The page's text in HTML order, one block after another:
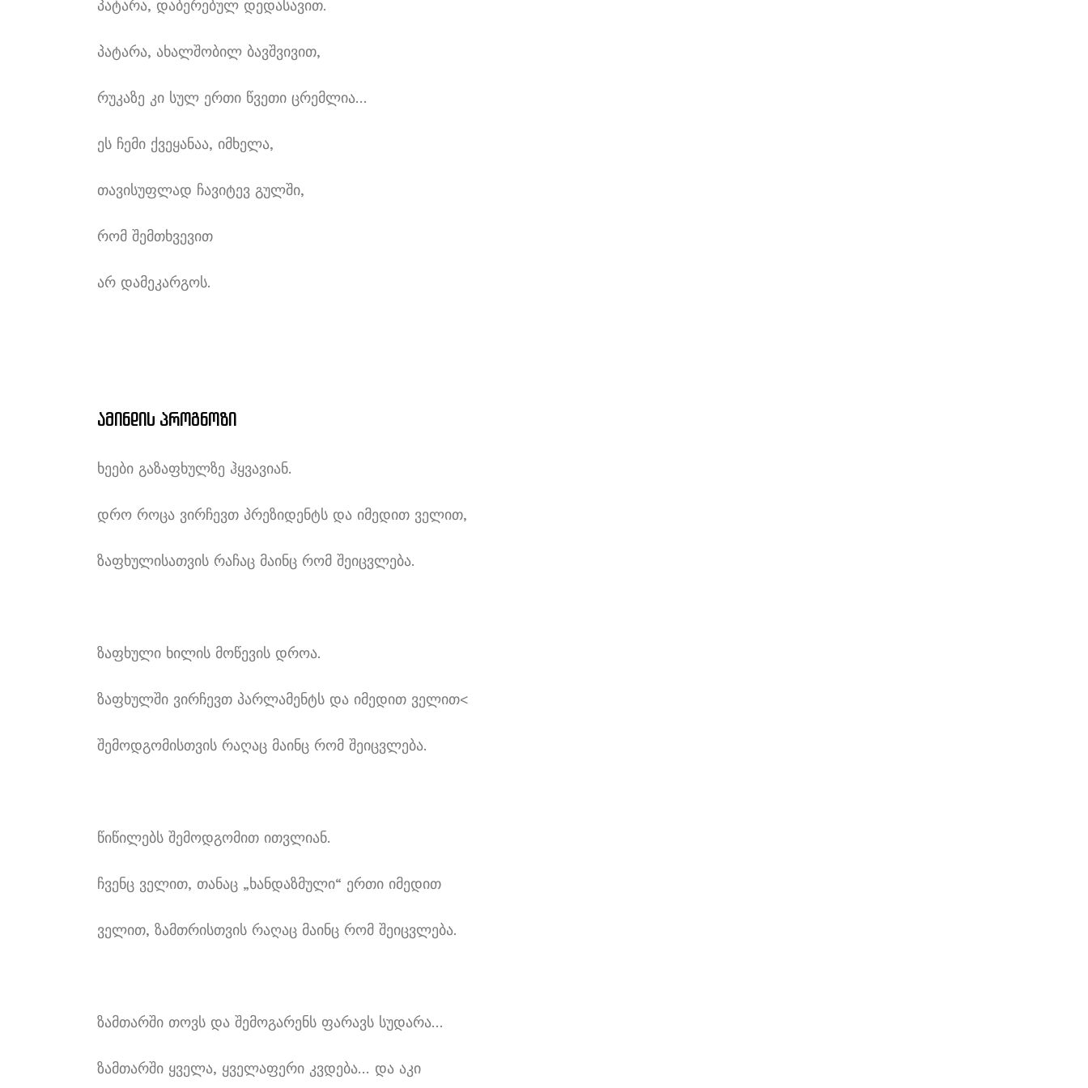
პატარა, დაბერებულ დედასავით.
პატარა, ახალშობილ ბავშვივით,
რუკაზე კი სულ ერთი წვეთი ცრემლია…
ეს ჩემი ქვეყანაა, იმხელა,
თავისუფლად ჩავიტევ გულში,
რომ შემთხვევით
არ დამეკარგოს.
ამინდის პროგნოზი
ხეები გაზაფხულზე ჰყვავიან.
დრო როცა ვირჩევთ პრეზიდენტს და იმედით ველით,
ზაფხულისათვის რაჩაც მაინც რომ შეიცვლება.
ზაფხული ხილის მოწევის დროა.
ზაფხულში ვირჩევთ პარლამენტს და იმედით ველით<
შემოდგომისთვის რაღაც მაინც რომ შეიცვლება.
წიწილებს შემოდგომით ითვლიან.
ჩვენც ველით, თანაც „ხანდაზმული“ ერთი იმედით
ველით, ზამთრისთვის რაღაც მაინც რომ შეიცვლება.
ზამთარში თოვს და შემოგარენს ფარავს სუდარა…
ზამთარში ყველა, ყველაფერი კვდება… და აკი